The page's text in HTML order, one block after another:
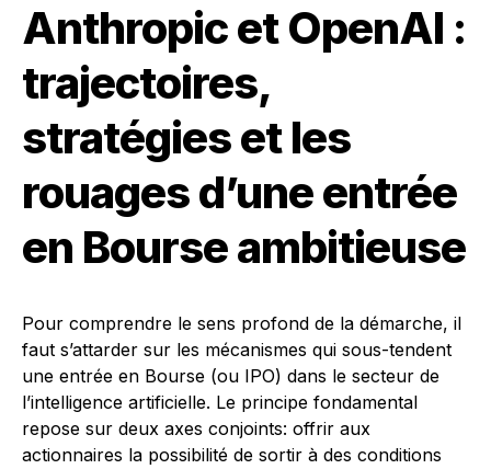
Anthropic et OpenAI :
trajectoires,
stratégies et les
rouages d’une entrée
en Bourse ambitieuse
Pour comprendre le sens profond de la démarche, il
faut s’attarder sur les mécanismes qui sous-tendent
une entrée en Bourse (ou IPO) dans le secteur de
l’intelligence artificielle. Le principe fondamental
repose sur deux axes conjoints: offrir aux
actionnaires la possibilité de sortir à des conditions